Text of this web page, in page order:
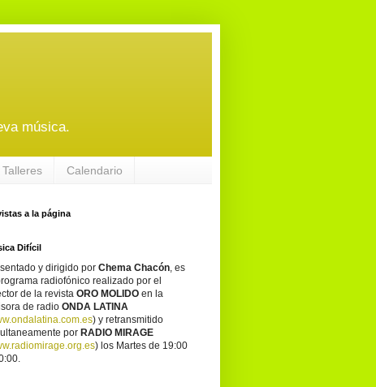
música.
Talleres Calendario
a la página
Difícil
y dirigido por Chema Chacón, es
radiofónico realizado por el
de la revista ORO MOLIDO en la
de radio ONDA LATINA
) y retransmitido
por RADIO MIRAGE
) los Martes de 19:00